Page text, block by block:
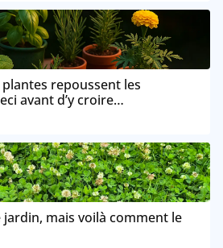
repoussent les
avant d’y croire…
mais voilà comment le